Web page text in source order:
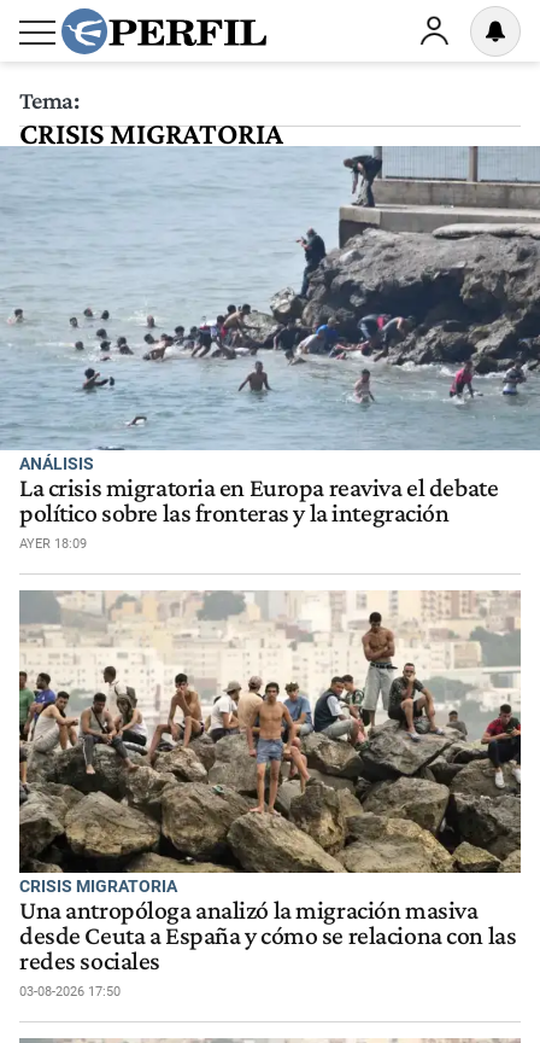
Tema:
CRISIS MIGRATORIA
ANÁLISIS
La crisis migratoria en Europa reaviva el debate
político sobre las fronteras y la integración
AYER 18:09
CRISIS MIGRATORIA
Una antropóloga analizó la migración masiva
desde Ceuta a España y cómo se relaciona con las
redes sociales
03-08-2026 17:50